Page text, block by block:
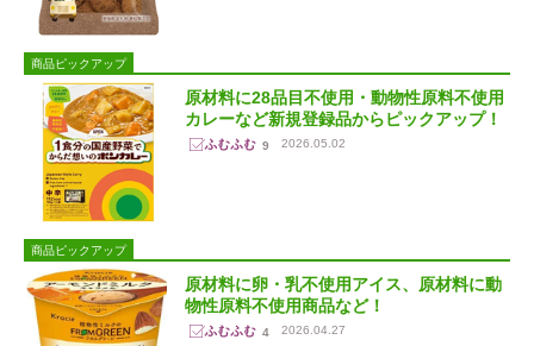
商品ピックアップ
原材料に28品目不使用・動物性原料不使用
カレーなど新規登録品からピックアップ！
9 2026.05.02
商品ピックアップ
原材料に卵・乳不使用アイス、原材料に動
物性原料不使用商品など！
4 2026.04.27